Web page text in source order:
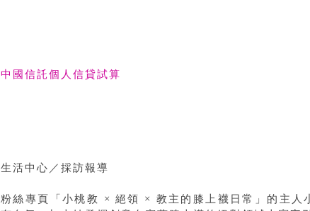
中國信託個人信貸試算
生活中心／採訪報導
粉絲專頁「小桃教 × 絕領 × 教主的膝上襪日常」的主人